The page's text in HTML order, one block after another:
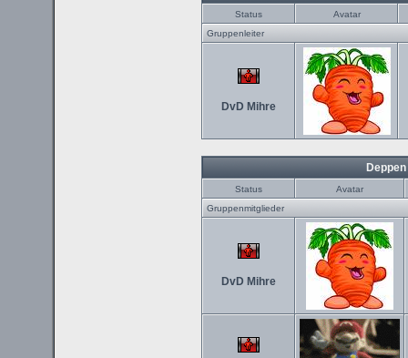
Status
Avatar
Gruppenleiter
DvD Mihre
Status
Avatar
Gruppenmitglieder
DvD Mihre